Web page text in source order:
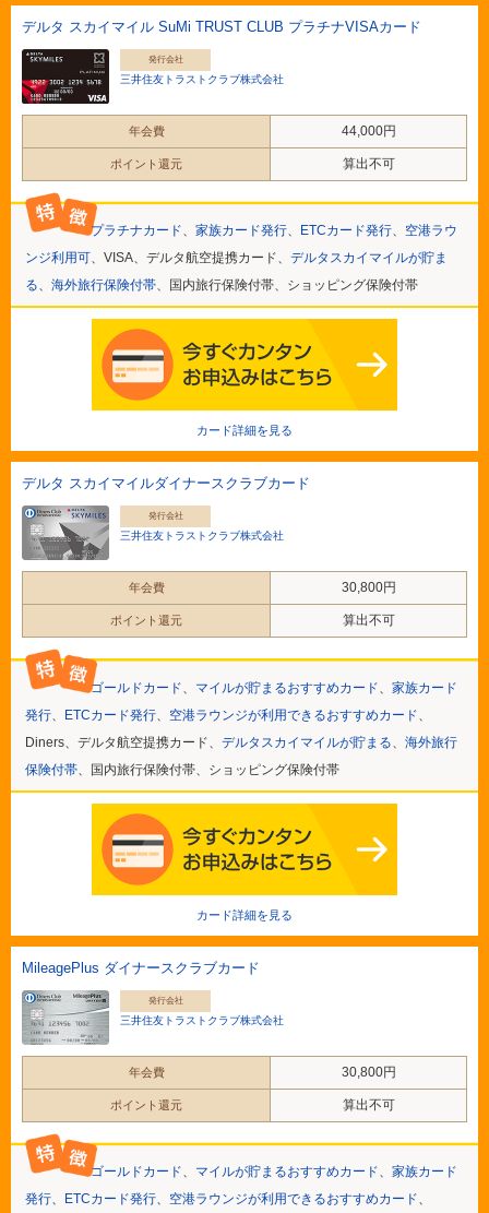
デルタ スカイマイル SuMi TRUST CLUB プラチナVISAカード
発行会社
三井住友トラストクラブ株式会社
年会費 44,000円
ポイント還元 算出不可
プラチナカード、 家族カード発行、 ETCカード発行、 空港ラウ
ンジ利用可、VISA、デルタ航空提携カード、 デルタスカイマイルが貯ま
る、 海外旅行保険付帯、国内旅行保険付帯、ショッピング保険付帯
カード詳細を見る
デルタ スカイマイルダイナースクラブカード
発行会社
三井住友トラストクラブ株式会社
年会費 30,800円
ポイント還元 算出不可
ゴールドカード マイルが貯まるおすすめカード
家族カード
発行
ETCカード発行 空港ラウンジが利用できるおすすめカード
Diners、デルタ航空提携カード、 デルタスカイマイルが貯まる
海外旅行
保険付帯 、国内旅行保険付帯、ショッピング保険付帯
カード詳細を見る
MileagePlus ダイナースクラブカード
発行会社
三井住友トラストクラブ株式会社
年会費 30,800円
ポイント還元 算出不可
ゴールドカード、 マイルが貯まるおすすめカード、 家族カード
発行、 ETCカード発行、 空港ラウンジが利用できるおすすめカード、